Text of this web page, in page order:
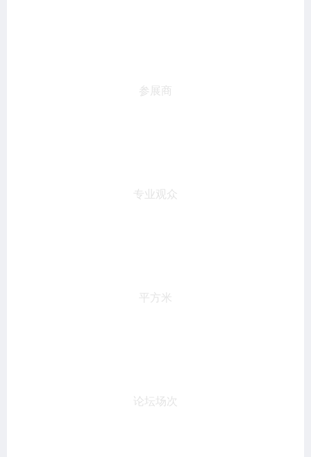
参展商
专业观众
平方米
论坛场次